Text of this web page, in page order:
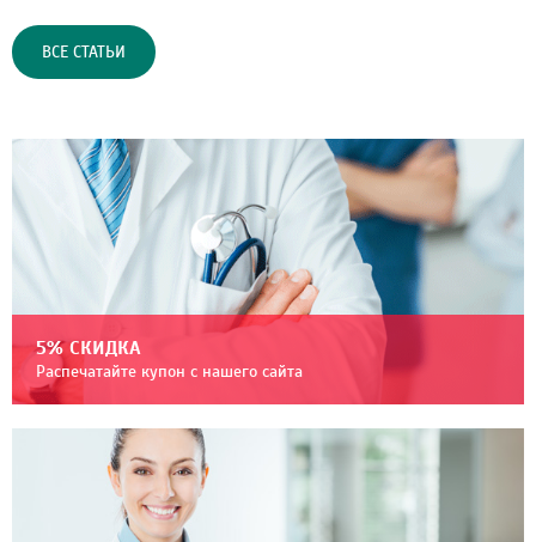
ВСЕ СТАТЬИ
5% СКИДКА
Распечатайте купон с нашего сайта